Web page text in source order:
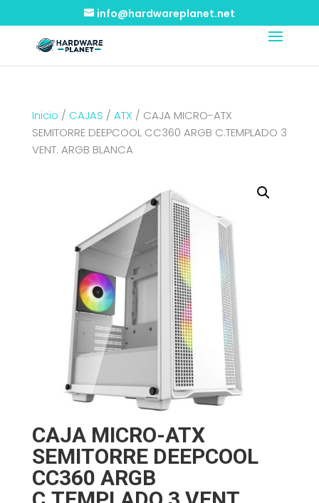
info@hardwareplanet.net
Inicio / CAJAS / ATX / CAJA MICRO-ATX
SEMITORRE DEEPCOOL CC360 ARGB C.TEMPLADO 3
VENT. ARGB BLANCA
CAJA MICRO-ATX
SEMITORRE DEEPCOOL
CC360 ARGB